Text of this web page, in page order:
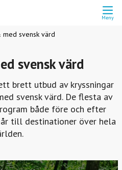
Meny
svensk värd
svensk värd
brett utbud av kryssningar
svensk värd. De flesta av
både före och efter
till destinationer över hela